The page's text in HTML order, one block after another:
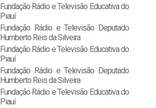
Fundação Rádio e Televisão Educativa do
Piauí
Fundação Rádio e Televisão Deputado
Humberto Reis da Silveira
Fundação Rádio e Televisão Educativa do
Piauí
Fundação Rádio e Televisão Deputado
Humberto Reis da Silveira
Fundação Rádio e Televisão Educativa do
Piauí